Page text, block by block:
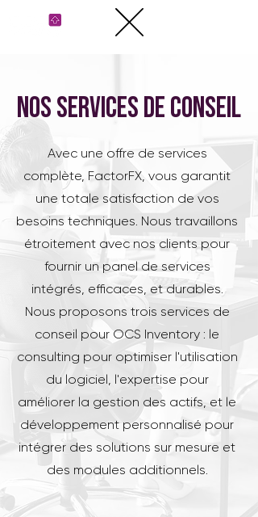
Nos services de conseil
Avec une offre de services
complète, FactorFX, vous garantit
une totale satisfaction de vos
besoins techniques. Nous travaillons
étroitement avec nos clients pour
fournir un panel de services
intégrés, efficaces, et durables.
Nous proposons trois services de
conseil pour OCS Inventory : le
consulting pour optimiser l'utilisation
du logiciel, l'expertise pour
améliorer la gestion des actifs, et le
développement personnalisé pour
intégrer des solutions sur mesure et
des modules additionnels.